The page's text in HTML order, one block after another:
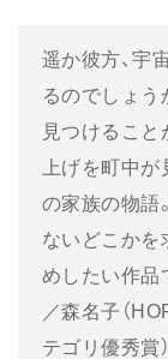
遥か彼方、宇
るのでしょう
見つけるこ
上げを町中
の家族の物語
ないどこかを
めしたい作品
／森名子（
テゴリ優秀賞）